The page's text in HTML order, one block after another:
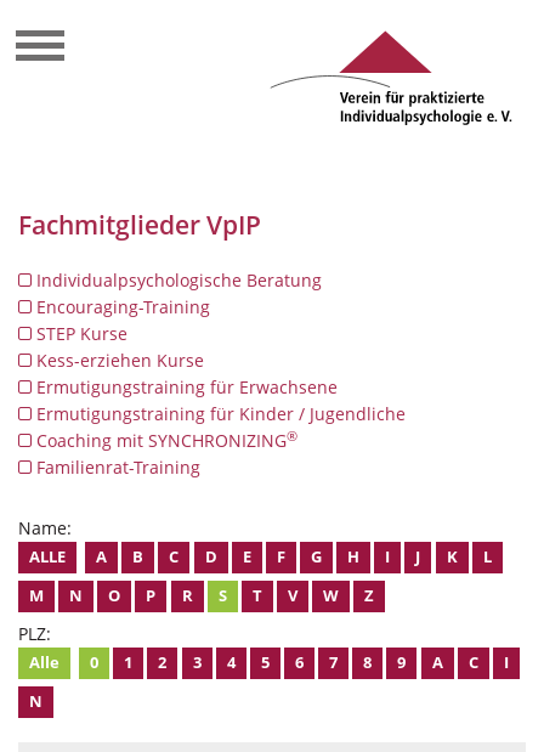
Fachmitglieder VpIP
Individualpsychologische Beratung
Encouraging-Training
STEP Kurse
Kess-erziehen Kurse
Ermutigungstraining für Erwachsene
Ermutigungstraining für Kinder / Jugendliche
Coaching mit SYNCHRONIZING®
Familienrat-Training
Name:
ALLE A B C D E F G H I J K
L
M
N O P R S T V W Z
PLZ:
Alle 0 1 2 3 4 5 6 7 8 9 A C
I
N